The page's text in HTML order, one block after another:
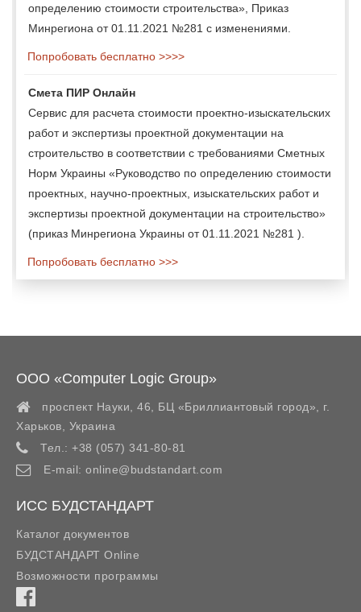
определению стоимости строительства», Приказ
Минрегиона от 01.11.2021 №281 с изменениями.
Попробовать бесплатно >>>>
Смета ПИР Онлайн
Сервис для расчета стоимости проектно-изыскательских
работ и экспертизы проектной документации на
строительство в соответствии с требованиями Сметных
Норм Украины «Руководство по определению стоимости
проектных, научно-проектных, изыскательских работ и
экспертизы проектной документации на строительство»
(приказ Минрегиона Украины от 01.11.2021 №281 ).
Попробовать бесплатно >>>
ООО «Computer Logic Group»
проспект Науки, 46, БЦ «Бриллиантовый город»,
г.
Харьков
Украина
Тел.: +38 (057) 341-80-81
E-mail: online@budstandart.com
ИСС БУДСТАНДАРТ
Каталог документов
БУДСТАНДАРТ Online
Возможности программы